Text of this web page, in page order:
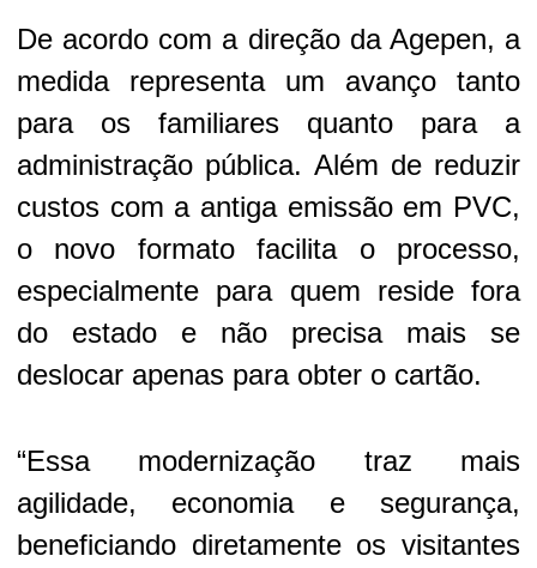
De acordo com a direção da Agepen, a
medida representa um avanço tanto
para os familiares quanto para a
administração pública. Além de reduzir
custos com a antiga emissão em PVC,
o novo formato facilita o processo,
especialmente para quem reside fora
do estado e não precisa mais se
deslocar apenas para obter o cartão.
“Essa modernização traz mais
agilidade, economia e segurança,
beneficiando diretamente os visitantes